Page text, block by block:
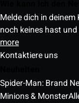
Melde dich in
noch keines hast
more
Kontaktiere uns
Spider-Man: Brand
Minions & Monster